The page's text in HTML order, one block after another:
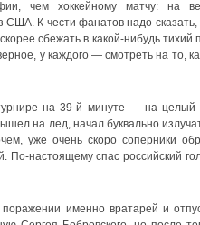
чем хоккейному матчу: на
США. К чести фанатов надо
сбежать в какой-нибудь тихий
у каждого — смотреть на то,
на 39-й минуте — на
на лед, начал буквально
уже очень скоро соперники
По-настоящему спас российский
именно вратарей и